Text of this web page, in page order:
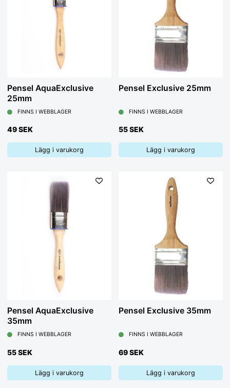
Pensel AquaExclusive
25mm
FINNS I WEBBLAGER
49 SEK
Lägg i varukorg
Pensel Exclusive 25mm
FINNS I WEBBLAGER
55 SEK
Lägg i varukorg
Pensel AquaExclusive
35mm
FINNS I WEBBLAGER
55 SEK
Lägg i varukorg
Pensel Exclusive 35mm
FINNS I WEBBLAGER
69 SEK
Lägg i varukorg